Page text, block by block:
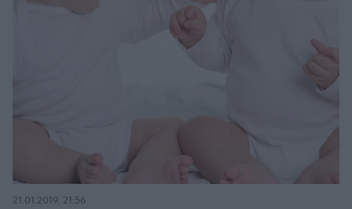
21.01.2019, 21:56